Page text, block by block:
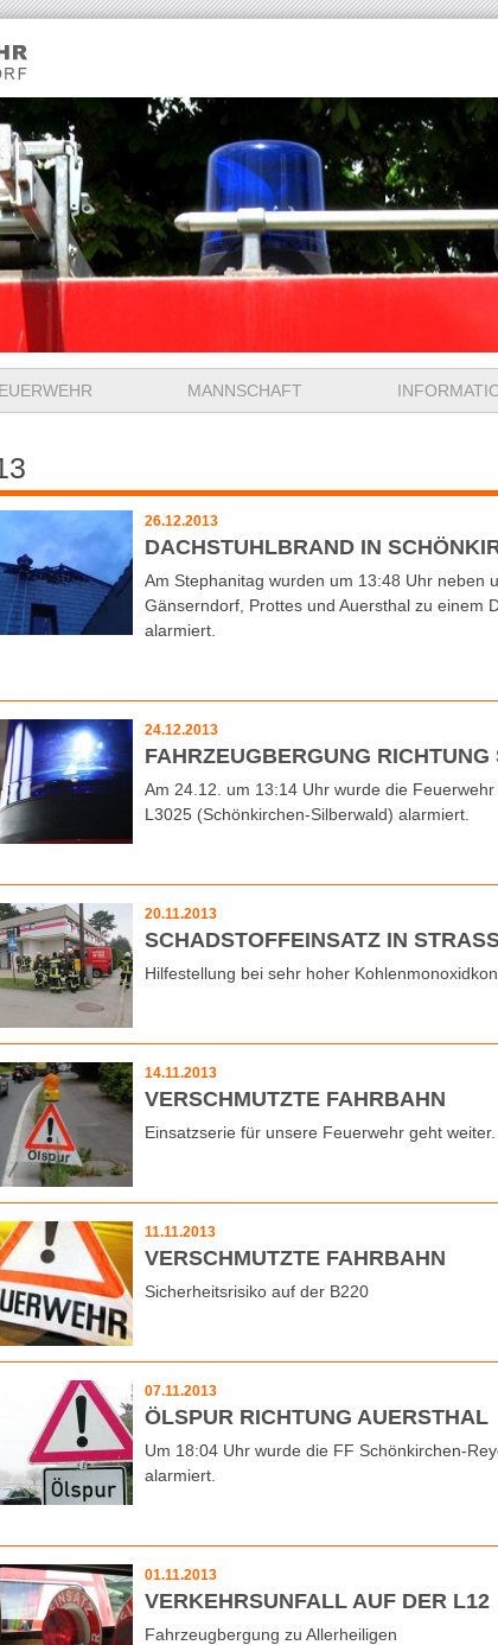
MANNSCHAFT
26.12.2013
DACHSTUHLBRAND IN
Am Stephanitag wurden um 13:48 Uhr neben
Gänserndorf, Prottes und Auersthal zu einem
alarmiert.
24.12.2013
FAHRZEUGBERGUNG
Am 24.12. um 13:14 Uhr wurde die
L3025 (Schönkirchen-Silberwald) alarmiert.
20.11.2013
SCHADSTOFFEINSATZ IN
Hilfestellung bei sehr hoher
14.11.2013
VERSCHMUTZTE FAHRBAHN
Einsatzserie für unsere Feuerwehr geht weiter.
11.11.2013
VERSCHMUTZTE FAHRBAHN
Sicherheitsrisiko auf der B220
07.11.2013
ÖLSPUR RICHTUNG AUERSTHAL
Um 18:04 Uhr wurde die FF Schönkirchen-
alarmiert.
01.11.2013
VERKEHRSUNFALL AUF DER L12
Fahrzeugbergung zu Allerheiligen